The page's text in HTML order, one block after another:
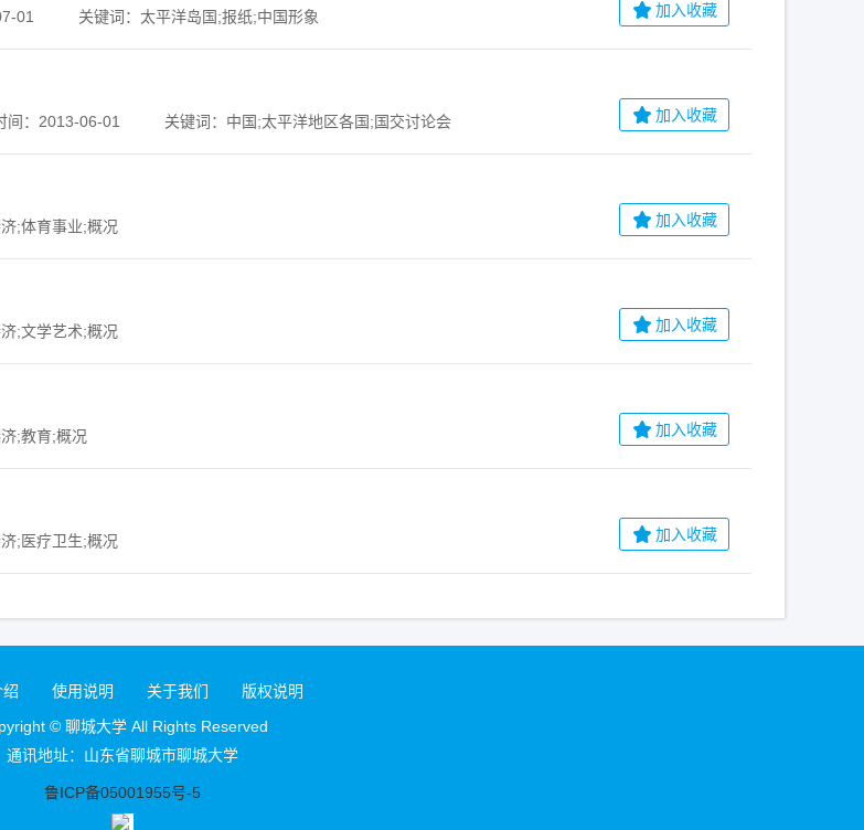
加入收藏
01 关键词：太平洋岛国;报纸;中国形象
加入收藏
间：2013-06-01 关键词：中国;太平洋地区各国;国交讨论会
加入收藏
;体育事业;概况
加入收藏
;文学艺术;概况
加入收藏
;教育;概况
加入收藏
;医疗卫生;概况
使用说明 关于我们
版权说明
© 聊城大学 All Rights Reserved
通讯地址：山东省聊城市聊城大学
鲁ICP备05001955号-5